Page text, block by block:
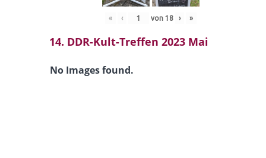
« ‹ von 18 › »
14. DDR-Kult-Treffen 2023 Mai
No Images found.